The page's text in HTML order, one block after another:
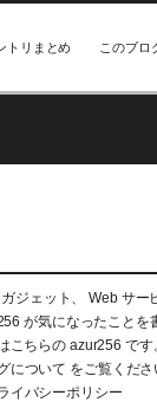
トリまとめ このブロ
ジェット、 Web サー
が気になったことを
こちらの azur256 です
について をご覧くださ
イバシーポリシー